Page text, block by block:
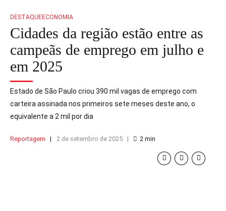
DESTAQUEECONOMIA
Cidades da região estão entre as
campeãs de emprego em julho e
em 2025
Estado de São Paulo criou 390 mil vagas de emprego com
carteira assinada nos primeiros sete meses deste ano, o
equivalente a 2 mil por dia
Reportagem 2 de setembro de 2025 2 min